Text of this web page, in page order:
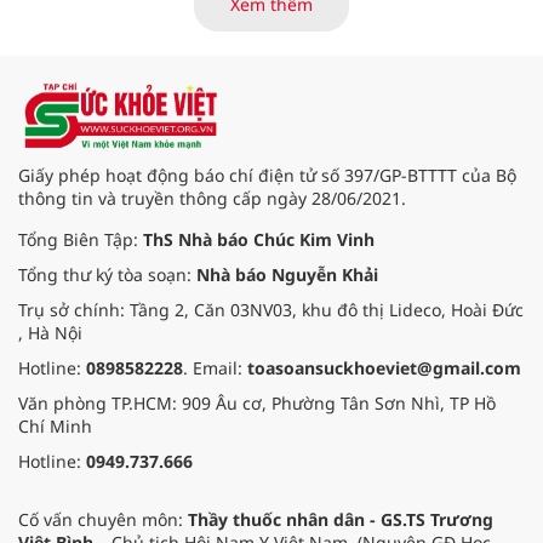
đem đến hơi ấm từ những phương
pháp Nam y thuần Việt, giúp xoa
dịu cơn đau và nâng cao sức khỏe
cho các cựu chiến binh trước sự
thay đổi đột ngột của thời tiết.
Xem thêm
Giấy phép hoạt động báo chí điện tử số 397/GP-BTTTT của Bộ
thông tin và truyền thông cấp ngày 28/06/2021.
Tổng Biên Tập: ThS Nhà báo Chúc Kim Vinh
Tổng thư ký tòa soạn: Nhà báo Nguyễn Khải
Trụ sở chính: Tầng 2, Căn 03NV03, khu đô thị Lideco, Hoài Đức
, Hà Nội
Hotline: 0898582228. Email: toasoansuckhoeviet@gmail.com
Văn phòng TP.HCM: 909 Âu cơ, Phường Tân Sơn Nhì, TP Hồ
Chí Minh
Hotline: 0949.737.666
Cố vấn chuyên môn: Thầy thuốc nhân dân - GS.TS Trương